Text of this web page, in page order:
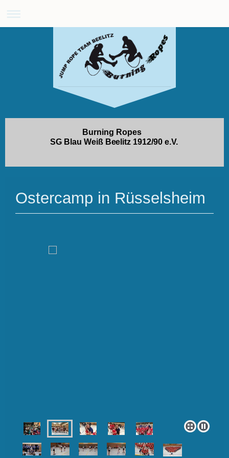
Burning Ropes
SG Blau Weiß Beelitz 1912/90 e.V.
Ostercamp in Rüsselsheim